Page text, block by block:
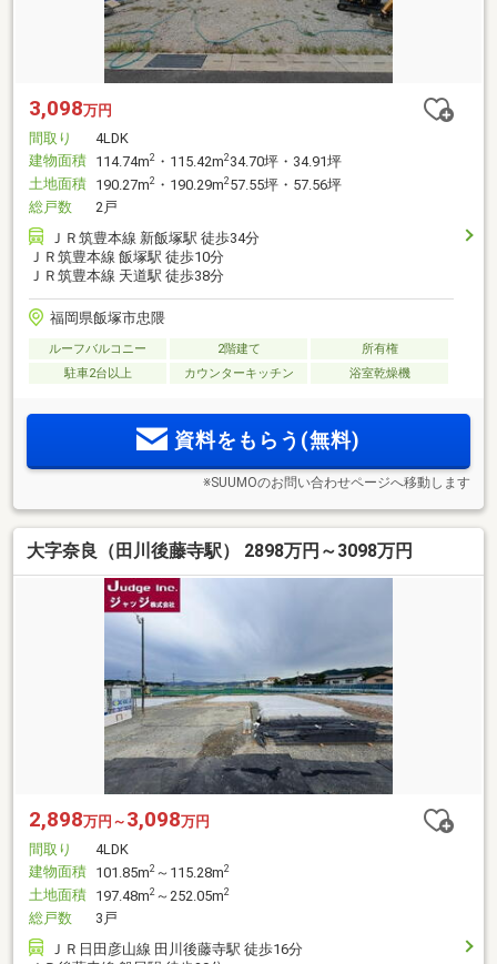
3,098万円
間取り
4LDK
建物面積 114.74m2 ・115.42m234.70坪・34.91坪
土地面積 190.27m2 ・190.29m257.55坪・57.56坪
総戸数
2戸
ＪＲ筑豊本線 新飯塚駅 徒歩34分
ＪＲ筑豊本線 飯塚駅 徒歩10分
ＪＲ筑豊本線 天道駅 徒歩38分
福岡県飯塚市忠隈
ルーフバルコニー 2階建て
所有権
駐車2台以上
カウンターキッチン 浴室乾燥機
資料をもらう(無料)
※SUUMOのお問い合わせページへ移動します
大字奈良（田川後藤寺駅） 2898万円～3098万円
2,898万円～ 3,098万円
間取り
4LDK
建物面積 101.85m2 ～115.28m2
土地面積 197.48m2 ～252.05m2
総戸数
3戸
ＪＲ日田彦山線 田川後藤寺駅 徒歩16分